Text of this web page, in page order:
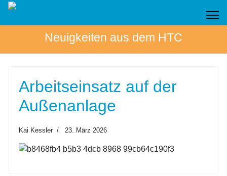
Neuigkeiten aus dem HTC
Arbeitseinsatz auf der
Außenanlage
Kai Kessler 23. März 2026